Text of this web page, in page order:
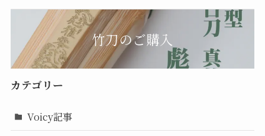
竹刀のご購入
カテゴリー
Voicy記事